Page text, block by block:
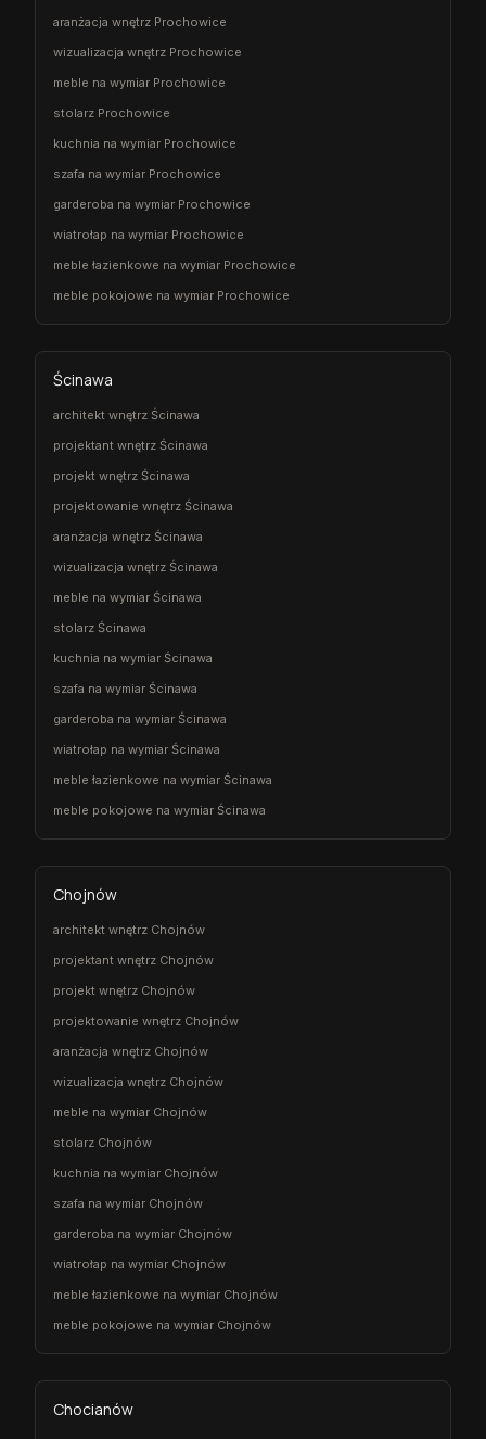
aranżacja wnętrz Prochowice
wizualizacja wnętrz Prochowice
meble na wymiar Prochowice
stolarz Prochowice
kuchnia na wymiar Prochowice
szafa na wymiar Prochowice
garderoba na wymiar Prochowice
wiatrołap na wymiar Prochowice
meble łazienkowe na wymiar Prochowice
meble pokojowe na wymiar Prochowice
Ścinawa
architekt wnętrz Ścinawa
projektant wnętrz Ścinawa
projekt wnętrz Ścinawa
projektowanie wnętrz Ścinawa
aranżacja wnętrz Ścinawa
wizualizacja wnętrz Ścinawa
meble na wymiar Ścinawa
stolarz Ścinawa
kuchnia na wymiar Ścinawa
szafa na wymiar Ścinawa
garderoba na wymiar Ścinawa
wiatrołap na wymiar Ścinawa
meble łazienkowe na wymiar Ścinawa
meble pokojowe na wymiar Ścinawa
Chojnów
architekt wnętrz Chojnów
projektant wnętrz Chojnów
projekt wnętrz Chojnów
projektowanie wnętrz Chojnów
aranżacja wnętrz Chojnów
wizualizacja wnętrz Chojnów
meble na wymiar Chojnów
stolarz Chojnów
kuchnia na wymiar Chojnów
szafa na wymiar Chojnów
garderoba na wymiar Chojnów
wiatrołap na wymiar Chojnów
meble łazienkowe na wymiar Chojnów
meble pokojowe na wymiar Chojnów
Chocianów